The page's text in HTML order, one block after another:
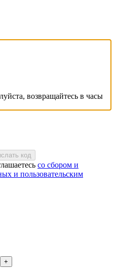
возвращайтесь в часы
код
со сбором и
и пользовательским
+